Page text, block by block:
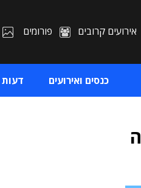
אירועים קרובים פורומים
כנסים ואירועים דעות